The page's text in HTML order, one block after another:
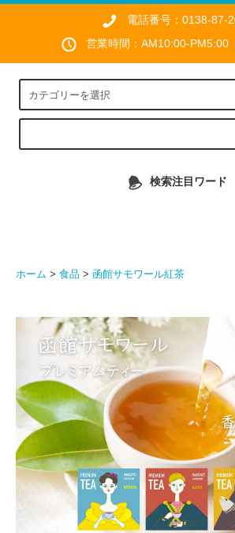
電話番号：0138-87-
営業時間：AM10:00-PM5:00
検索注目ワード
ホーム > 食品 > 函館サモワール紅茶